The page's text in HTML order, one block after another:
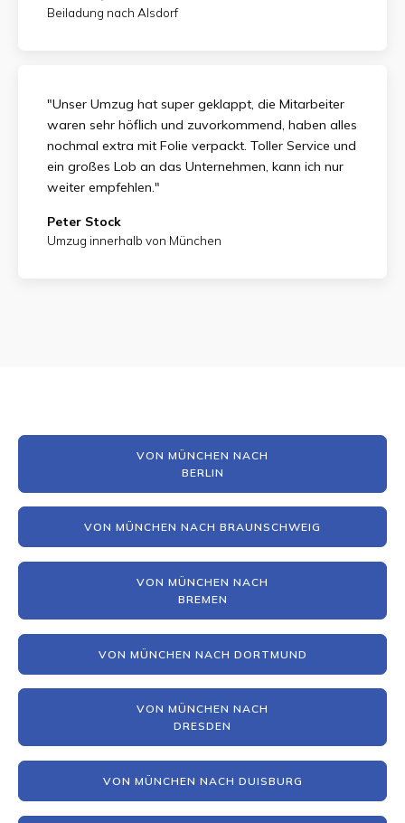
Beiladung nach Alsdorf
"Unser Umzug hat super geklappt, die Mitarbeiter
waren sehr höflich und zuvorkommend, haben alles
nochmal extra mit Folie verpackt. Toller Service und
ein großes Lob an das Unternehmen, kann ich nur
weiter empfehlen."
Peter Stock
Umzug innerhalb von München
VON MÜNCHEN NACH
BERLIN
VON MÜNCHEN NACH BRAUNSCHWEIG
VON MÜNCHEN NACH
BREMEN
VON MÜNCHEN NACH DORTMUND
VON MÜNCHEN NACH
DRESDEN
VON MÜNCHEN NACH DUISBURG